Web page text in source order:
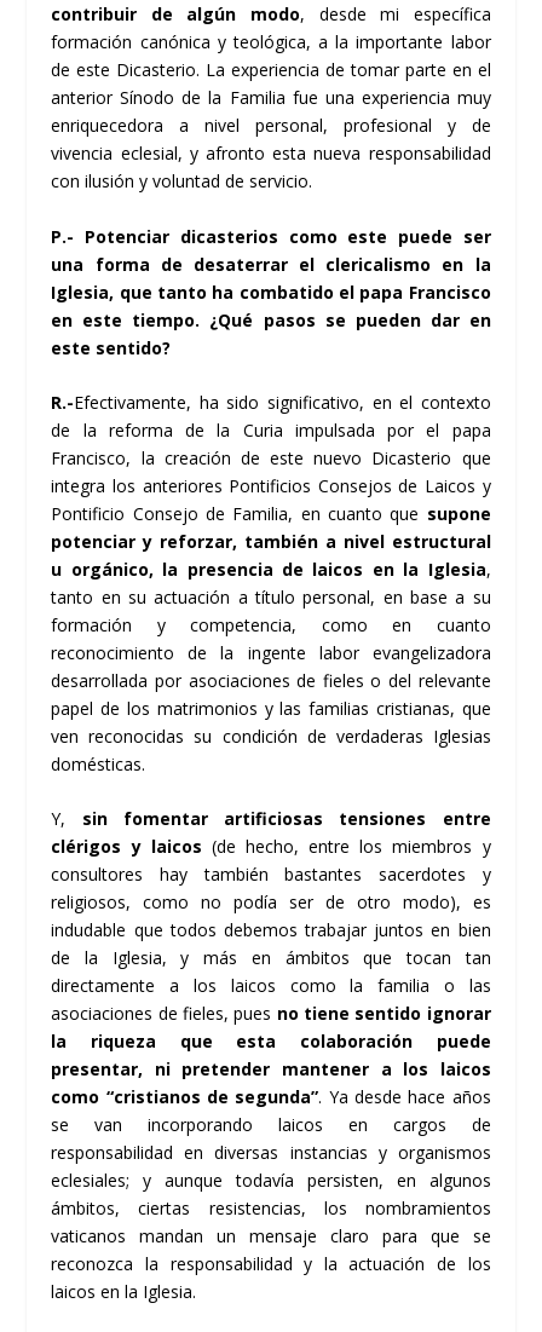
contribuir de algún modo, desde mi específica
formación canónica y teológica, a la importante labor
de este Dicasterio. La experiencia de tomar parte en el
anterior Sínodo de la Familia fue una experiencia muy
enriquecedora a nivel personal, profesional y de
vivencia eclesial, y afronto esta nueva responsabilidad
con ilusión y voluntad de servicio.
P.- Potenciar dicasterios como este puede ser
una forma de desaterrar el clericalismo en la
Iglesia, que tanto ha combatido el papa Francisco
en este tiempo. ¿Qué pasos se pueden dar en
este sentido?
R.-Efectivamente, ha sido significativo, en el contexto
de la reforma de la Curia impulsada por el papa
Francisco, la creación de este nuevo Dicasterio que
integra los anteriores Pontificios Consejos de Laicos y
Pontificio Consejo de Familia, en cuanto que supone
potenciar y reforzar, también a nivel estructural
u orgánico, la presencia de laicos en la Iglesia,
tanto en su actuación a título personal, en base a su
formación y competencia, como en cuanto
reconocimiento de la ingente labor evangelizadora
desarrollada por asociaciones de fieles o del relevante
papel de los matrimonios y las familias cristianas, que
ven reconocidas su condición de verdaderas Iglesias
domésticas.
Y, sin fomentar artificiosas tensiones entre
clérigos y laicos (de hecho, entre los miembros y
consultores hay también bastantes sacerdotes y
religiosos, como no podía ser de otro modo), es
indudable que todos debemos trabajar juntos en bien
de la Iglesia, y más en ámbitos que tocan tan
directamente a los laicos como la familia o las
asociaciones de fieles, pues no tiene sentido ignorar
la riqueza que esta colaboración puede
presentar, ni pretender mantener a los laicos
como “cristianos de segunda”. Ya desde hace años
se van incorporando laicos en cargos de
responsabilidad en diversas instancias y organismos
eclesiales; y aunque todavía persisten, en algunos
ámbitos, ciertas resistencias, los nombramientos
vaticanos mandan un mensaje claro para que se
reconozca la responsabilidad y la actuación de los
laicos en la Iglesia.